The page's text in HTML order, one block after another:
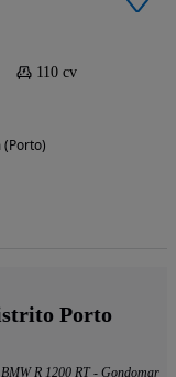
110 cv
(Porto)
Porto
R 1200 RT - Gondomar